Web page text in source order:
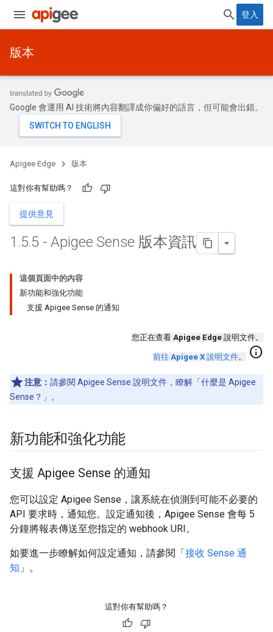
登入
版本
Google 會運用 AI 技術將內容翻譯成你偏好的語言，但可能會出錯。
Apigee Edge 版本
這對你有幫助嗎？
提供意見
1 .5.5 - Apigee Sense 版本資訊
這個頁面中的內容
新功能和強化功能
支援 Apigee Sense 的通知
您正在查看 Apigee Edge 說明文件。
前往 Apigee X 說明文件。 info
注意： 請參閱 Apigee Sense 說明文件，瞭解「什麼是 Apigee
Sense？」
。
新功能和強化功能
支援 Apigee Sense 的通知
您可以設定 Apigee Sense，讓系統在偵測到可能不必要的
API 要求時，通知您。設定通知後，Apigee Sense 會每 5
分鐘將報表傳送至您指定的 webhook URI。
如要進一步瞭解如何設定通知，請參閱「接收 Sense 通
知 」。
這對你有幫助嗎？